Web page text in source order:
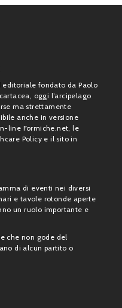
fondato da Paolo
oggi l’arcipelago
ma strettamente
anche in versione
line Formiche.net, le
Policy e il sito in
di eventi nei diversi
e tavole rotonde aperte
un ruolo importante e
che non gode del
di alcun partito o